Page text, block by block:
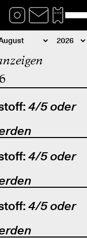
4/5 oder
4/5 oder
4/5 oder